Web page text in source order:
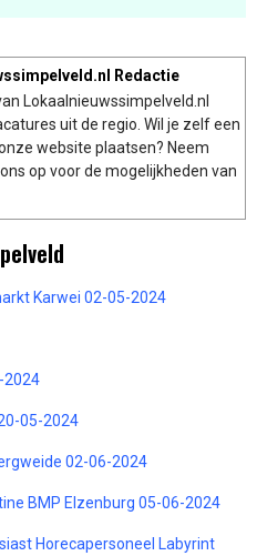
Redactie
Lokaalnieuwssimpelveld.nl
uit de regio. Wil je zelf een
website plaatsen? Neem
op voor de mogelijkheden van
Karwei 02-05-2024
2024
05-2024
02-06-2024
BMP Elzenburg 05-06-2024
Horecapersoneel Labyrint